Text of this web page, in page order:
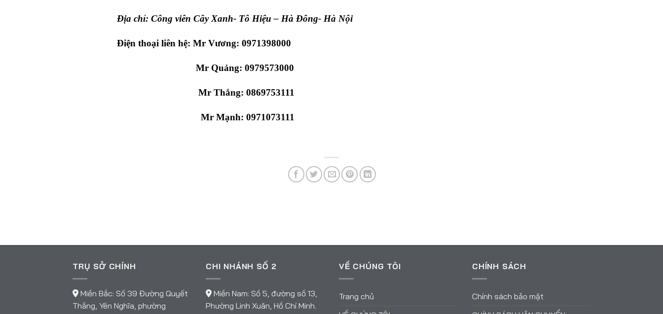
Địa chỉ: Công viên Cây Xanh- Tô Hiệu – Hà Đông- Hà Nội
Điện thoại liên hệ: Mr Vương: 0971398000
Mr Quảng: 0979573000
Mr Thắng: 0869753111
Mr Mạnh: 0971073111
TRỤ SỞ CHÍNH
Miền Bắc: Số 39 Đường Quyết
Thắng, Yên Nghĩa, phường
CHI NHÁNH SỐ 2
Miền Nam: Số 5, đường số 13,
Phường Linh Xuân, Hồ Chí Minh.
VỀ CHÚNG TÔI
Trang chủ
CHÍNH SÁCH
Chính sách bảo mật